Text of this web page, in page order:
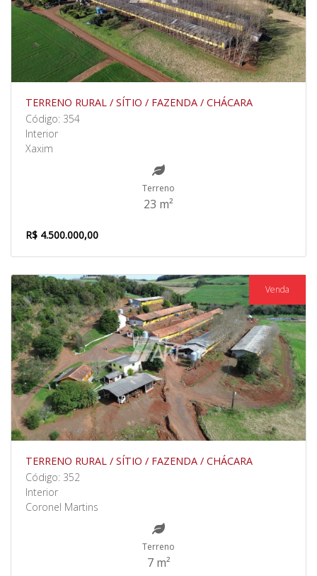
TERRENO RURAL / SÍTIO / FAZENDA / CHÁCARA
Código: 354
Interior
Xaxim
Terreno
23 m²
R$ 4.500.000,00
Venda
TERRENO RURAL / SÍTIO / FAZENDA / CHÁCARA
Código: 352
Interior
Coronel Martins
Terreno
7 m²